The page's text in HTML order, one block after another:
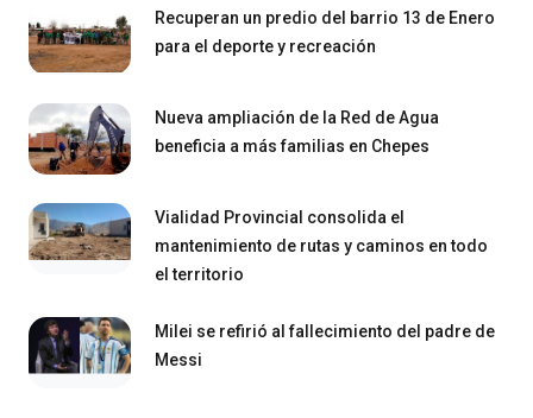
Recuperan un predio del barrio 13 de Enero
para el deporte y recreación
Nueva ampliación de la Red de Agua
beneficia a más familias en Chepes
Vialidad Provincial consolida el
mantenimiento de rutas y caminos en todo
el territorio
Milei se refirió al fallecimiento del padre de
Messi